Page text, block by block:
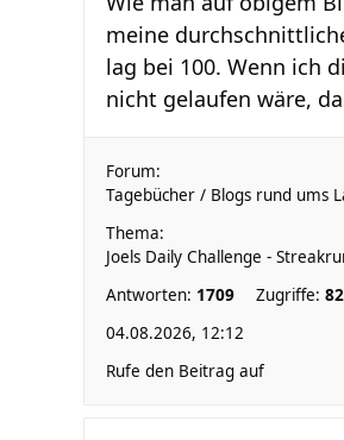
meine
lag bei 100. Wenn ich
nicht gelaufen wäre,
Forum:
Tagebücher / Blogs rund ums
Thema:
Joels Daily Challenge -
Antworten: 1709 Zugriffe:
04.08.2026, 12:12
Rufe den Beitrag auf